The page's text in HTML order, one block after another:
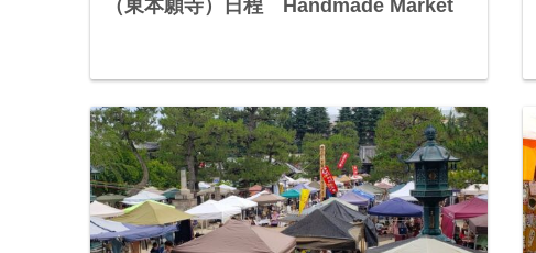
（東本願寺）日程 Handmade Market